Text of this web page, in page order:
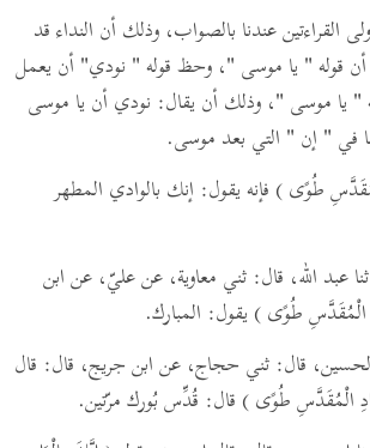
القراءتين عندنا بالصواب، وذلك أن النداء قد
قوله " يا موسى "، وحظ قوله " نودي" أن يعمل
" يا موسى "، وذلك أن يقال: نودي أن يا موسى
في " إن " التي بعد موسى.
طُوًى ) فإنه يقول: إنك بالوادي المطهر
ثنا عبد الله، قال: ثني معاوية، عن عليّ، عن ابن
الْمُقَدَّسِ طُوًى ) يقول: المبارك.
قال: ثني حجاج، عن ابن جريج، قال: قال
الْمُقَدَّسِ طُوًى ) قال: قُدِّس بُورك مرّتين.